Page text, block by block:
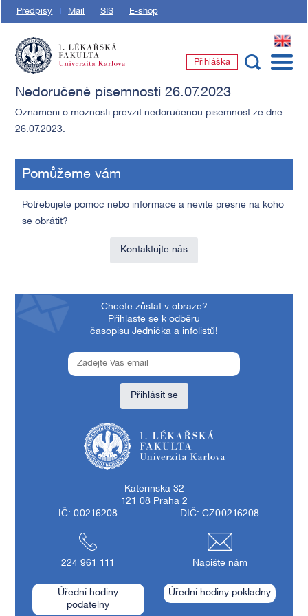
Předpisy Mail SIS E-shop
EN
Přihláška
Nedoručené písemnosti 26.07.2023
Oznámení o možnosti převzít nedoručenou písemnost ze dne
26.07.2023.
Pomůžeme vám
Potřebujete pomoc nebo informace a nevíte přesně na koho
se obrátit?
Kontaktujte nás
Chcete zůstat v obraze?
Přihlaste se k odběru
časopisu Jednička a infolistů!
Přihlásit se
Kateřinská 32
121 08 Praha 2
IČ: 00216208
DIČ: CZ00216208
224 961 111 Napište nám
Úřední hodiny
podatelny
Úřední hodiny pokladny